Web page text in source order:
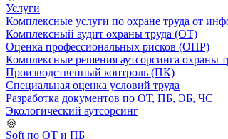
Услуги
Комплексные услуги по охране труда от
Комплексный аудит охраны труда (ОТ)
Оценка профессиональных рисков (ОПР)
Комплексные решения аутсорсинга охраны
Производственный контроль (ПК)
Специальная оценка условий труда
Разработка документов по ОТ, ПБ, ЭБ, ЧС
Экологический аутсорсинг
Soft по ОТ и ПБ